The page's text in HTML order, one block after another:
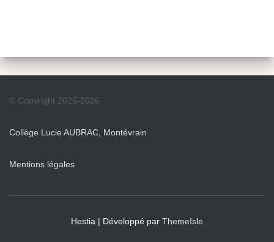
© Copyright 2025-2026
Collège Lucie AUBRAC, Montévrain
Mentions légales
Hestia | Développé par ThemeIsle